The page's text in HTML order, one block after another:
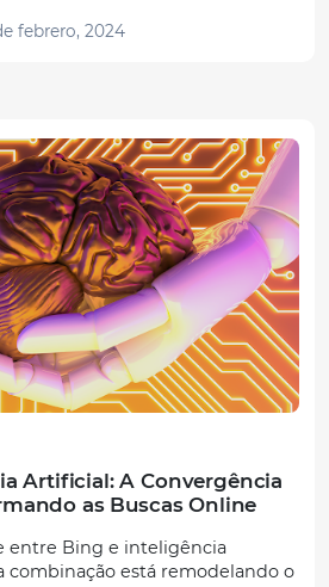
Artificial: A Convergência
as Buscas Online
entre Bing e inteligência
Conheça as últimas
a experiência de busca a